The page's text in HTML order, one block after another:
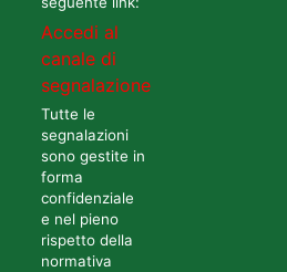
Accedi al
canale di
segnalazione
Tutte le
segnalazioni
sono gestite in
forma
confidenziale
e nel pieno
rispetto della
normativa